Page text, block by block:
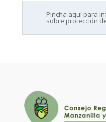
Pincha aquí para
sobre protección